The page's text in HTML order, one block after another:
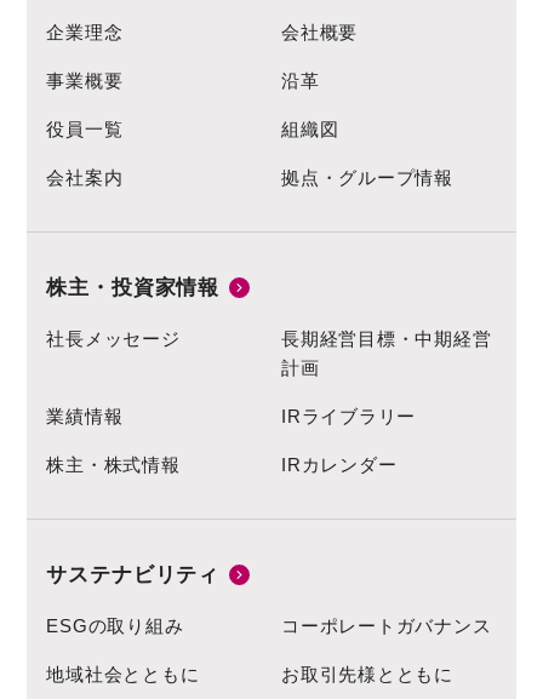
企業理念 会社概要
事業概要 沿革
役員一覧 組織図
会社案内 拠点・グループ情報
株主・投資家情報
社長メッセージ
長期経営目標・中期経営
計画
業績情報 IRライブラリー
株主・株式情報 IRカレンダー
サステナビリティ
ESGの取り組み コーポレートガバナンス
地域社会とともに お取引先様とともに